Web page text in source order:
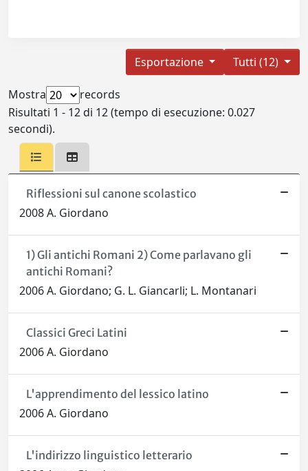
Tutti (12)
Esportazione
Mostra
records
Risultati 1 - 12 di 12 (tempo di esecuzione: 0.027
secondi).
Riflessioni sul canone scolastico
2008 A. Giordano
1) Gli antichi Romani 2) Come parlavano gli
antichi Romani?
2006 A. Giordano; G. L. Giancarli; L. Montanari
Classici Greci Latini
2006 A. Giordano
L'apprendimento del lessico latino
2006 A. Giordano
L'indirizzo linguistico letterario